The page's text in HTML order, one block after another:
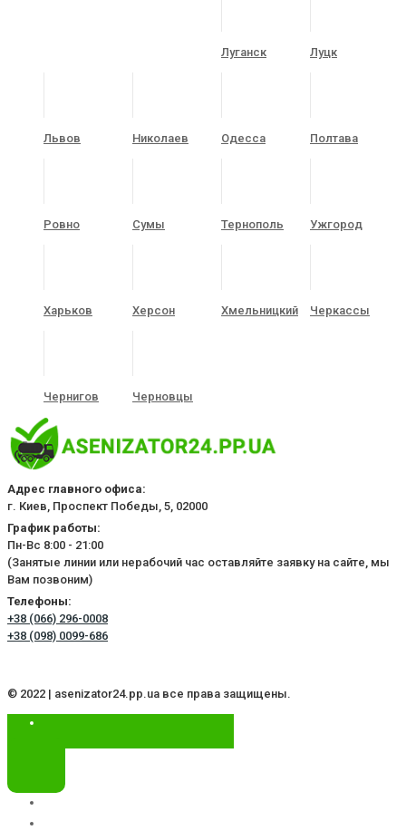
Луганск Луцк
Львов Николаев Одесса Полтава
Ровно Сумы Тернополь Ужгород
Харьков Херсон Хмельницкий Черкассы
Чернигов Черновцы
Адрес главного офиса:
г. Киев, Проспект Победы, 5, 02000
График работы:
Пн-Вс 8:00 - 21:00
(Занятые линии или нерабочий час оставляйте заявку на сайте, мы
Вам позвоним)
Телефоны:
+38 (066) 296-0008
+38 (098) 0099-686
© 2022 | asenizator24.pp.ua все права защищены.